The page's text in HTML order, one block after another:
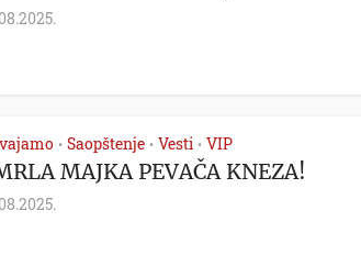
• Saopštenje • Vesti • VIP
MAJKA PEVAČA KNEZA!